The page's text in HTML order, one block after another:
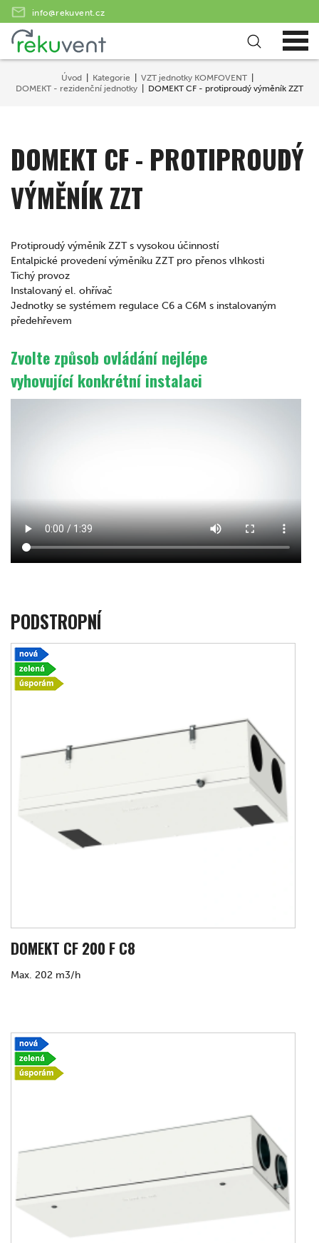
info@rekuvent.cz
Úvod Kategorie
VZT jednotky KOMFOVENT
DOMEKT - rezidenční jednotky
DOMEKT CF - protiproudý výměník ZZT
DOMEKT CF - PROTIPROUDÝ
VÝMĚNÍK ZZT
Protiproudý výměník ZZT s vysokou účinností
Entalpické provedení výměníku ZZT pro přenos vlhkosti
Tichý provoz
Instalovaný el. ohřívač
Jednotky se systémem regulace C6 a C6M s instalovaným
předehřevem
Zvolte způsob ovládání nejlépe
vyhovující konkrétní instalaci
PODSTROPNÍ
DOMEKT CF 200 F C8
Max. 202 m3/h